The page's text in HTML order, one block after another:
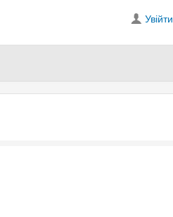
Увійти